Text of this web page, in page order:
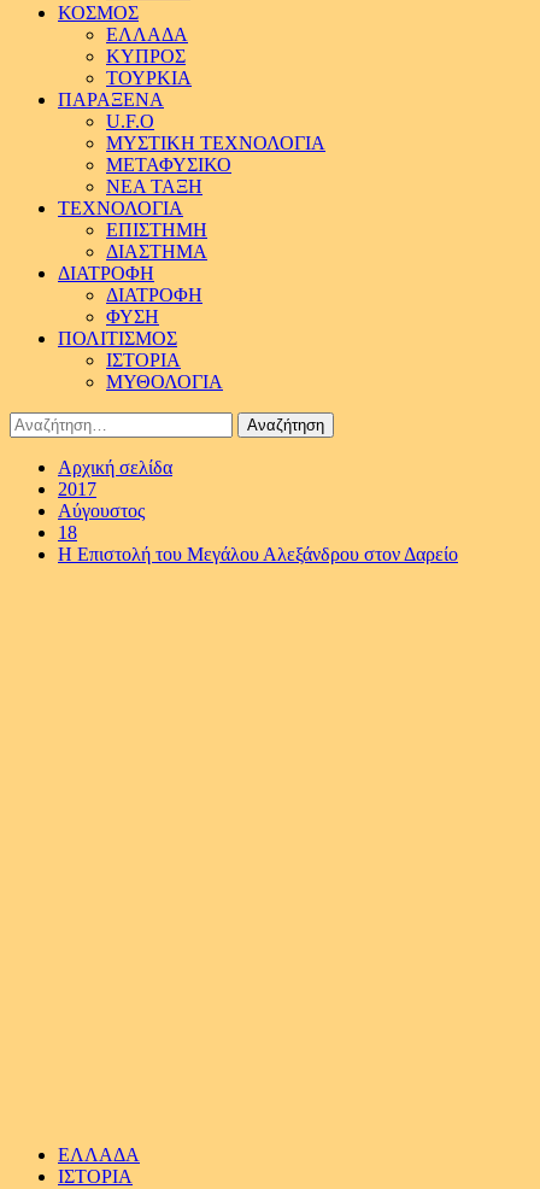
ΚΟΣΜΟΣ
ΕΛΛΑΔΑ
ΚΥΠΡΟΣ
ΤΟΥΡΚΙΑ
ΠΑΡΑΞΕΝΑ
U.F.O
ΜΥΣΤΙΚΗ ΤΕΧΝΟΛΟΓΙΑ
ΜΕΤΑΦΥΣΙΚΟ
ΝΕΑ ΤΑΞΗ
ΤΕΧΝΟΛΟΓΙΑ
ΕΠΙΣΤΗΜΗ
ΔΙΑΣΤΗΜΑ
ΔΙΑΤΡΟΦΗ
ΔΙΑΤΡΟΦΗ
ΦΥΣΗ
ΠΟΛΙΤΙΣΜΟΣ
ΙΣΤΟΡΙΑ
ΜΥΘΟΛΟΓΙΑ
Αναζήτηση
για:
Αρχική σελίδα
2017
Αύγουστος
18
H Επιστολή του Μεγάλου Αλεξάνδρου στον Δαρείο
ΕΛΛΑΔΑ
ΙΣΤΟΡΙΑ